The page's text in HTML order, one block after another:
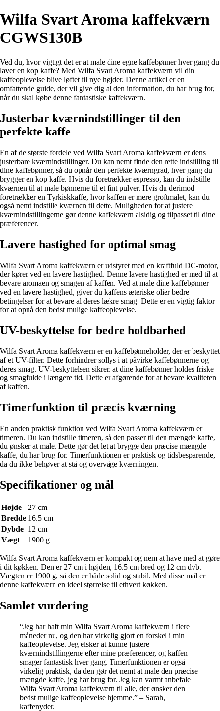
Wilfa Svart Aroma kaffekværn
CGWS130B
Ved du, hvor vigtigt det er at male dine egne kaffebønner hver gang du
laver en kop kaffe? Med Wilfa Svart Aroma kaffekværn vil din
kaffeoplevelse blive løftet til nye højder. Denne artikel er en
omfattende guide, der vil give dig al den information, du har brug for,
når du skal købe denne fantastiske kaffekværn.
Justerbar kværnindstillinger til den
perfekte kaffe
En af de største fordele ved Wilfa Svart Aroma kaffekværn er dens
justerbare kværnindstillinger. Du kan nemt finde den rette indstilling til
dine kaffebønner, så du opnår den perfekte kværngrad, hver gang du
brygger en kop kaffe. Hvis du foretrækker espresso, kan du indstille
kværnen til at male bønnerne til et fint pulver. Hvis du derimod
foretrækker en Tyrkiskkaffe, hvor kaffen er mere groftmalet, kan du
også nemt indstille kværnen til dette. Muligheden for at justere
kværnindstillingerne gør denne kaffekværn alsidig og tilpasset til dine
præferencer.
Lavere hastighed for optimal smag
Wilfa Svart Aroma kaffekværn er udstyret med en kraftfuld DC-motor,
der kører ved en lavere hastighed. Denne lavere hastighed er med til at
bevare aromaen og smagen af kaffen. Ved at male dine kaffebønner
ved en lavere hastighed, giver du kaffens æteriske olier bedre
betingelser for at bevare al deres lækre smag. Dette er en vigtig faktor
for at opnå den bedst mulige kaffeoplevelse.
UV-beskyttelse for bedre holdbarhed
Wilfa Svart Aroma kaffekværn er en kaffebønneholder, der er beskyttet
af et UV-filter. Dette forhindrer sollys i at påvirke kaffebønnerne og
deres smag. UV-beskyttelsen sikrer, at dine kaffebønner holdes friske
og smagfulde i længere tid. Dette er afgørende for at bevare kvaliteten
af kaffen.
Timerfunktion til præcis kværning
En anden praktisk funktion ved Wilfa Svart Aroma kaffekværn er
timeren. Du kan indstille timeren, så den passer til den mængde kaffe,
du ønsker at male. Dette gør det let at brygge den præcise mængde
kaffe, du har brug for. Timerfunktionen er praktisk og tidsbesparende,
da du ikke behøver at stå og overvåge kværningen.
Specifikationer og mål
Højde
27 cm
Bredde 16.5 cm
Dybde 12 cm
Vægt
1900 g
Wilfa Svart Aroma kaffekværn er kompakt og nem at have med at gøre
i dit køkken. Den er 27 cm i højden, 16.5 cm bred og 12 cm dyb.
Vægten er 1900 g, så den er både solid og stabil. Med disse mål er
denne kaffekværn en ideel størrelse til ethvert køkken.
Samlet vurdering
“Jeg har haft min Wilfa Svart Aroma kaffekværn i flere
måneder nu, og den har virkelig gjort en forskel i min
kaffeoplevelse. Jeg elsker at kunne justere
kværnindstillingerne efter mine præferencer, og kaffen
smager fantastisk hver gang. Timerfunktionen er også
virkelig praktisk, da den gør det nemt at male den præcise
mængde kaffe, jeg har brug for. Jeg kan varmt anbefale
Wilfa Svart Aroma kaffekværn til alle, der ønsker den
bedst mulige kaffeoplevelse hjemme.” – Sarah,
kaffenyder.